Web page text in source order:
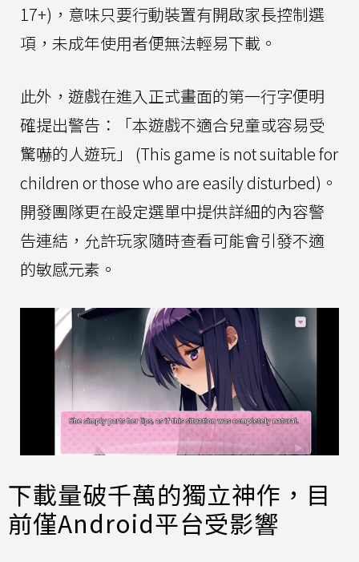
17+)，意味只要行動裝置有開啟家長控制選
項，未成年使用者便無法輕易下載。
此外，遊戲在進入正式畫面的第一行字便明
確提出警告：「本遊戲不適合兒童或容易受
驚嚇的人遊玩」 (This game is not suitable for
children or those who are easily disturbed)。
開發團隊更在設定選單中提供詳細的內容警
告連結，允許玩家隨時查看可能會引發不適
的敏感元素。
下載量破千萬的獨立神作，目
前僅Android平台受影響